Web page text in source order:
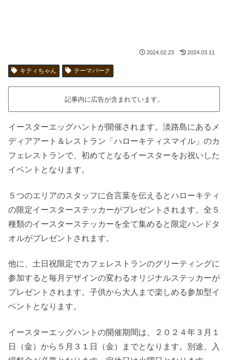
2024.02.23 2024.03.11
キティちゃん テーマパーク
記事内に広告が含まれています。
イースターエッグハントが開催されます。淡路島にあるメ
ディアアート＆レストラン「ハローキティスマイル」のカ
フェレストランで、初めてとなるイースターをお祝いした
イベントとなります。
５つのエリアのスタッフに合言葉を伝えるとハローキティ
の限定イースターステッカーがプレゼントされます。全５
種類のイースターステッカーを全て集めると限定ハンドタ
オルがプレゼントされます。
他に、土日祝限定でカフェレストランのグリーティングに
参加すると毎月デザインの変わるオリジナルステッカーが
プレゼントされます。子供から大人まで楽しめる参加型イ
ベントとなります。
イースターエッグハントの開催期間は、２０２４年３月１
日（金）から５月３１日（金）までとなります。別途、入